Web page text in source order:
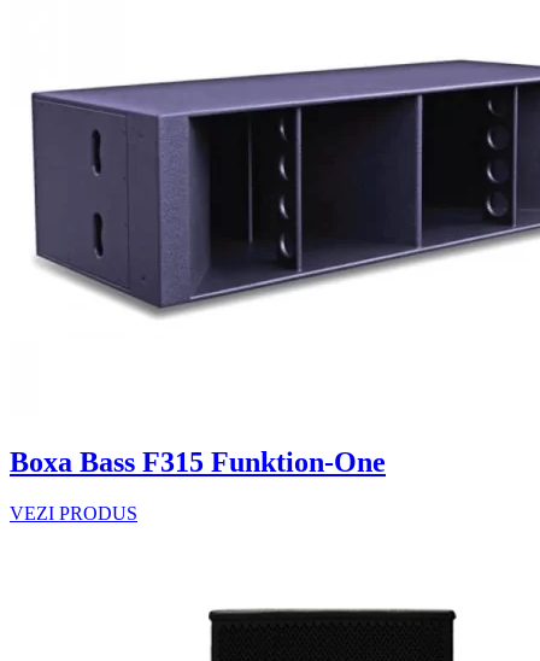
Boxa Bass F315 Funktion-One
VEZI PRODUS